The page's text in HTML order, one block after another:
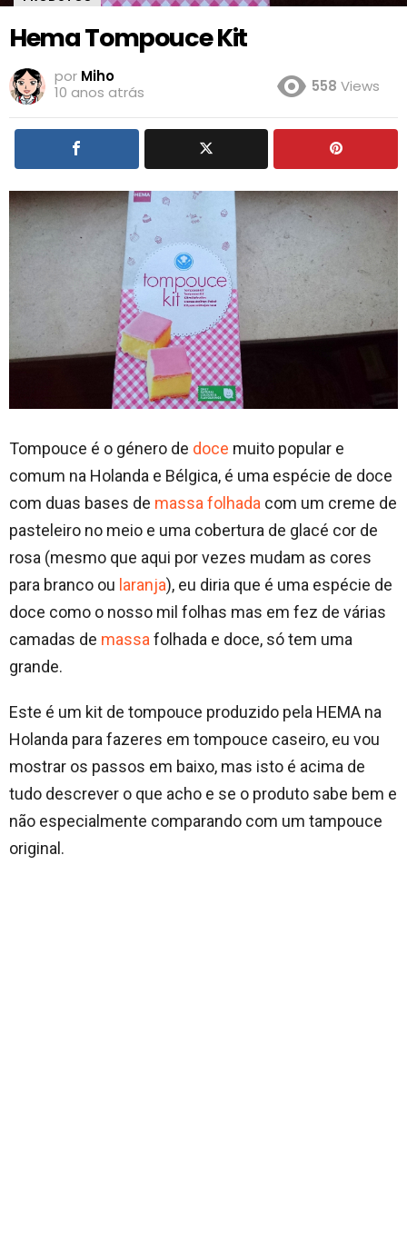
Hema Tompouce Kit
por Miho
10 anos atrás
558 Views
Tompouce é o género de doce muito popular e
comum na Holanda e Bélgica, é uma espécie de doce
com duas bases de massa folhada com um creme de
pasteleiro no meio e uma cobertura de glacé cor de
rosa (mesmo que aqui por vezes mudam as cores
para branco ou laranja), eu diria que é uma espécie de
doce como o nosso mil folhas mas em fez de várias
camadas de massafolhada e doce, só tem uma
grande.
Este é um kit de tompouce produzido pela HEMA na
Holanda para fazeres em tompouce caseiro, eu vou
mostrar os passos em baixo, mas isto é acima de
tudo descrever o que acho e se o produto sabe bem e
não especialmente comparando com um tampouce
original.